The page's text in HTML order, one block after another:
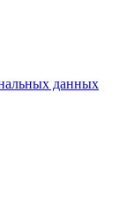
данных